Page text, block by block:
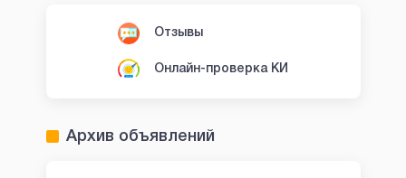
Отзывы
Онлайн-проверка КИ
Архив объявлений